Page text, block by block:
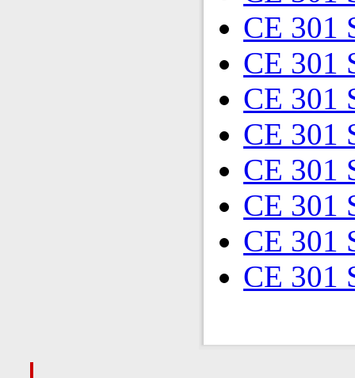
CE 301
CE 301
CE 301
CE 301
CE 301
CE 301
CE 301
CE 301